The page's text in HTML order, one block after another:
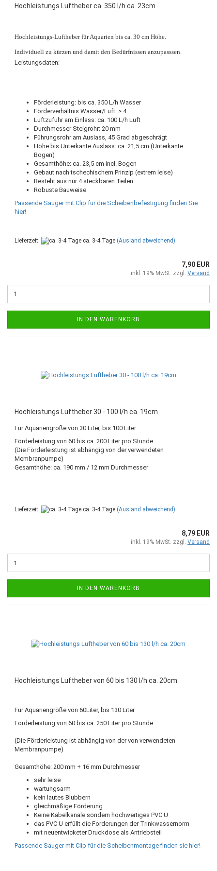
Hochleistungs Luftheber ca. 350 l/h ca. 23cm
Hochleistungs-Luftheber für Aquarien bis ca. 30 cm Höhe.
Individuell zu kürzen und damit den Bedürfnissen anzupasssen.
Leistungsdaten:
Förderleistung: bis ca. 350 L/h Wasser
Förderverhältnis Wasser/Luft: > 4
Luftzufuhr am Einlass: ca. 100 L/h Luft
Durchmesser Steigrohr: 20 mm
Führungsrohr am Auslass, 45 Grad abgeschrägt
Höhe bis Unterkante Auslass: ca. 21,5 cm (Unterkante
Bogen)
Gesamthöhe: ca. 23,5 cm incl. Bogen
Gebaut nach tschechischem Prinzip (extrem leise)
Besteht aus nur 4 steckbaren Teilen
Robuste Bauweise
Passende Sauger mit Clip für die Scheibenbefestigung finden Sie
hier!
Lieferzeit: ca. 3-4 Tage (Ausland abweichend)
7,90 EUR
inkl. 19% MwSt. zzgl. Versand
IN DEN WARENKORB
Hochleistungs Luftheber 30 - 100 l/h ca. 19cm
Für Aquariengröße von 30 Liter, bis 100 Liter
Förderleistung von 60 bis ca. 200 Liter pro Stunde
(Die Förderleistung ist abhängig von der verwendeten
Membranpumpe)
Gesamthöhe: ca. 190 mm / 12 mm Durchmesser
Lieferzeit: ca. 3-4 Tage (Ausland abweichend)
8,79 EUR
inkl. 19% MwSt. zzgl. Versand
IN DEN WARENKORB
Hochleistungs Luftheber von 60 bis 130 l/h ca. 20cm
Für Aquariengröße von 60Liter, bis 130 Liter
Förderleistung von 60 bis ca. 250 Liter pro Stunde
(Die Förderleistung ist abhängig von der von verwendeten
Membranpumpe)
Gesamthöhe: 200 mm + 16 mm Durchmesser
sehr leise
wartungsarm
kein lautes Blubbern
gleichmäßige Förderung
Keine Kabelkanäle sondern hochwertiges PVC U
das PVC U erfüllt die Forderungen der Trinkwassernorm
mit neuentwicketer Druckdose als Antriebsteil
Passende Sauger mit Clip für die Scheibenmontage finden sie hier!